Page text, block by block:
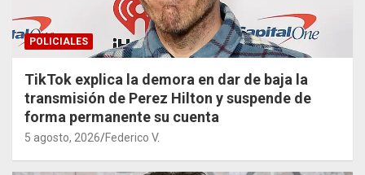
POLICIALES
TikTok explica la demora en dar de baja la
transmisión de Perez Hilton y suspende de
forma permanente su cuenta
5 agosto, 2026 Federico V.